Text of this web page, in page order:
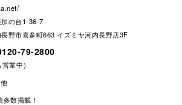
の台1-36-7
野市喜多町663 イズミヤ河内長野店3F
79-2800
業中）
数掲載！